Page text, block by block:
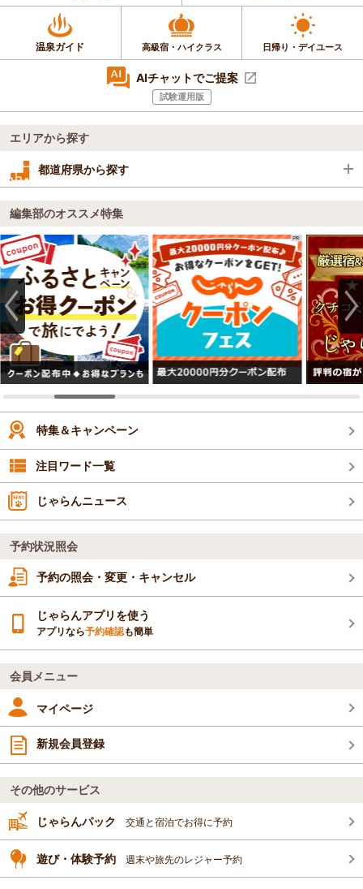
温泉ガイド 高級宿・ハイクラス 日帰り・デイユース
AIチャットでご提案
試験運用版
エリアから探す
都道府県から探す
編集部のオススメ特集
特集＆キャンペーン
注目ワード一覧
じゃらんニュース
予約状況照会
予約の照会・変更・キャンセル
じゃらんアプリを使う
アプリなら予約確認も簡単
会員メニュー
マイページ
新規会員登録
その他のサービス
じゃらんパック 交通と宿泊でお得に予約
遊び・体験予約 週末や旅先のレジャー予約